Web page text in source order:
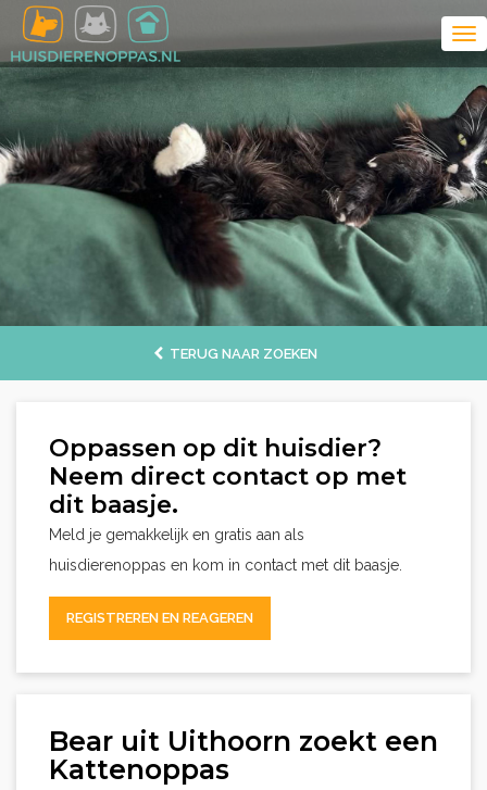
TERUG NAAR ZOEKEN
Oppassen op dit huisdier?
Neem direct contact op met
dit baasje.
Meld je gemakkelijk en gratis aan als
huisdierenoppas en kom in contact met dit baasje.
REGISTREREN EN REAGEREN
Bear uit Uithoorn zoekt een
Kattenoppas